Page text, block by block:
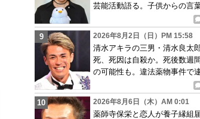
芸能活動語る。子供からの言葉
2026年8月2日（日）PM 15:58
清水アキラの三男・清水良太
死、死因は自殺か。死後数週
の可能性も。違法薬物事件で逮
2026年8月6日（木）AM 0:01
薬師寺保栄と恋人が養子縁組